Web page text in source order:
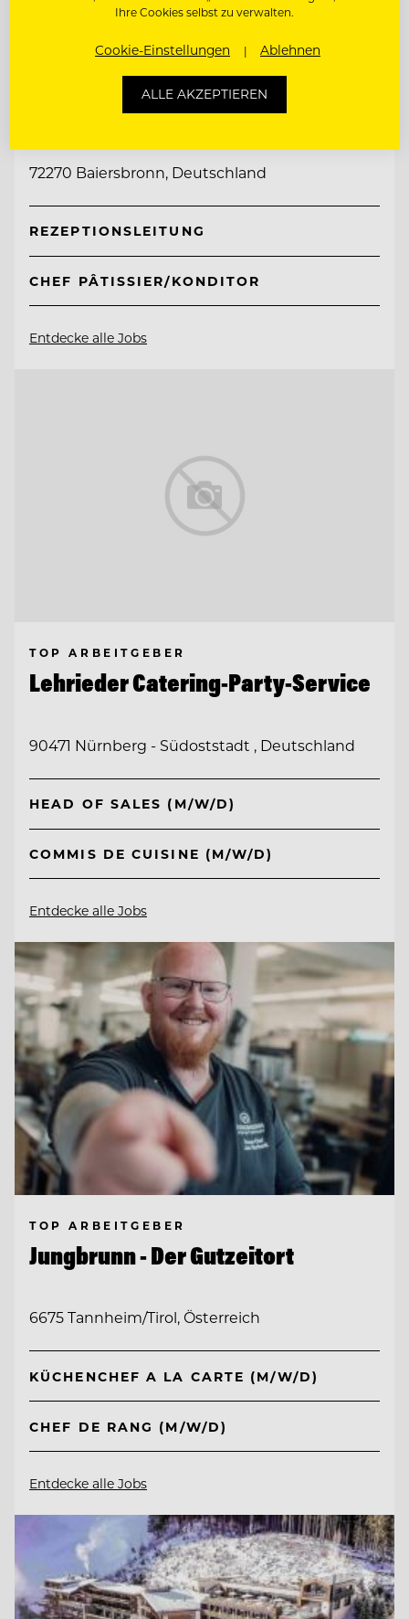
TOP ARBEITGEBER
Genusshotel Sackmann
72270 Baiersbronn, Deutschland
REZEPTIONSLEITUNG
CHEF PÂTISSIER/KONDITOR
Entdecke alle Jobs
TOP ARBEITGEBER
Lehrieder Catering-Party-Service
90471 Nürnberg - Südoststadt , Deutschland
HEAD OF SALES (M/W/D)
COMMIS DE CUISINE (M/W/D)
Entdecke alle Jobs
TOP ARBEITGEBER
Jungbrunn - Der Gutzeitort
6675 Tannheim/Tirol, Österreich
KÜCHENCHEF A LA CARTE (M/W/D)
CHEF DE RANG (M/W/D)
Entdecke alle Jobs
Ihre Cookies selbst zu verwalten.
Cookie-Einstellungen Ablehnen
ALLE AKZEPTIEREN